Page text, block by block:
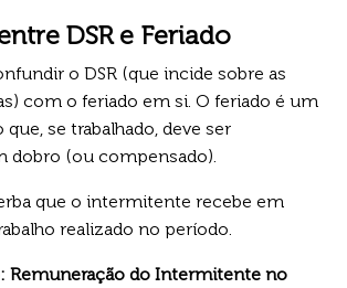
DSR e Feriado
o DSR (que incide sobre as
com o feriado em si. O feriado é um
que, se trabalhado, deve ser
dobro (ou compensado).
que o intermitente recebe em
realizado no período.
Remuneração do Intermitente no